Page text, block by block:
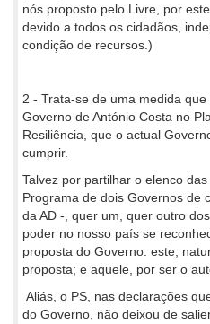
nós proposto pelo Livre, por
devido a todos os cidadãos,
condição de recursos.)
2 - Trata-se de uma medida
Governo de António Costa no
Resiliência, que o actual
cumprir.
Talvez por partilhar o elenco
Programa de dois Governos de
da AD -, quer um, quer outro
poder no nosso país se
proposta do Governo: este,
proposta; e aquele, por ser o
Aliás, o PS, nas declarações
do Governo, não deixou de